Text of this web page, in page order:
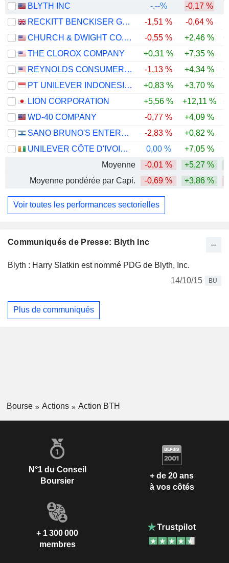
Communiqués de Presse: Blyth Inc
Blyth : Harry Slatkin est nommé PDG de Blyth, Inc.
14/10/15
BU
Plus de communiqués
BLYTH INC -.--%
-0,17 %
RECKITT BENCKISER GROUP PLC
-1,51 % -0,64 %
CHURCH & DWIGHT CO., INC.
-0,55 % +2,46 %
THE CLOROX COMPANY
+0,31 % +7,35 %
REYNOLDS CONSUMER PRODUCTS INC.
-1,13 % +4,34 %
PT UNILEVER INDONESIA TBK
+0,83 % +3,70 %
LION CORPORATION
+5,56 % +12,11 %
WD-40 COMPANY
-0,77 % +4,09 %
SANO BRUNO'S ENTERPRISES LTD
-2,83 % +0,82 %
UNILEVER CÔTE D'IVOIRE, S.A.
0,00 % +7,05 %
Moyenne
-0,01 % +5,27 %
Moyenne pondérée par Capi.
-0,69 % +3,86 %
Voir toutes les performances sectorielles
Bourse Actions Action BTH
N°1 du Conseil
Boursier
+ de 20 ans
à vos côtés
+ 1 300 000
membres